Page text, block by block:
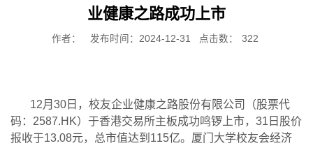
业健康之路成功上市
作者： 发布时间：2024-12-31 点击数： 322
12月30日，校友企业健康之路股份有限公司（股票代
码：2587.HK）于香港交易所主板成功鸣锣上市，31日股价
报收于13.08元，总市值达到115亿。厦门大学校友会经济